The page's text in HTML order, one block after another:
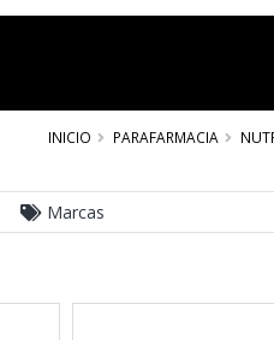
INICIO PARAFARMACIA
Marcas